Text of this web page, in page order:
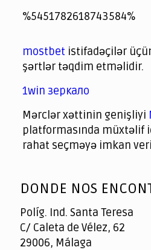
jeetcity
1xbet
jeet city casino
%5451782618743584%
spintiger
Avabet
Spinrise
Crown Green
Crowngreen casino login
슈가 러쉬1000 슬롯
crazy time casino online
1xcasinozambia.com
codingworldnews.com
parimatch.kr
winorio
winorio casino
winorio
mostbet istifadəçilər
şərtlər təqdim etməlidir.
1win зеркало
Mərclər xəttinin genişliyi
platformasında müxtəlif
rahat seçməyə imkan
of
DONDE NOS
Políg. Ind. Santa Teresa
C/ Caleta de Vélez, 62
29006, Málaga